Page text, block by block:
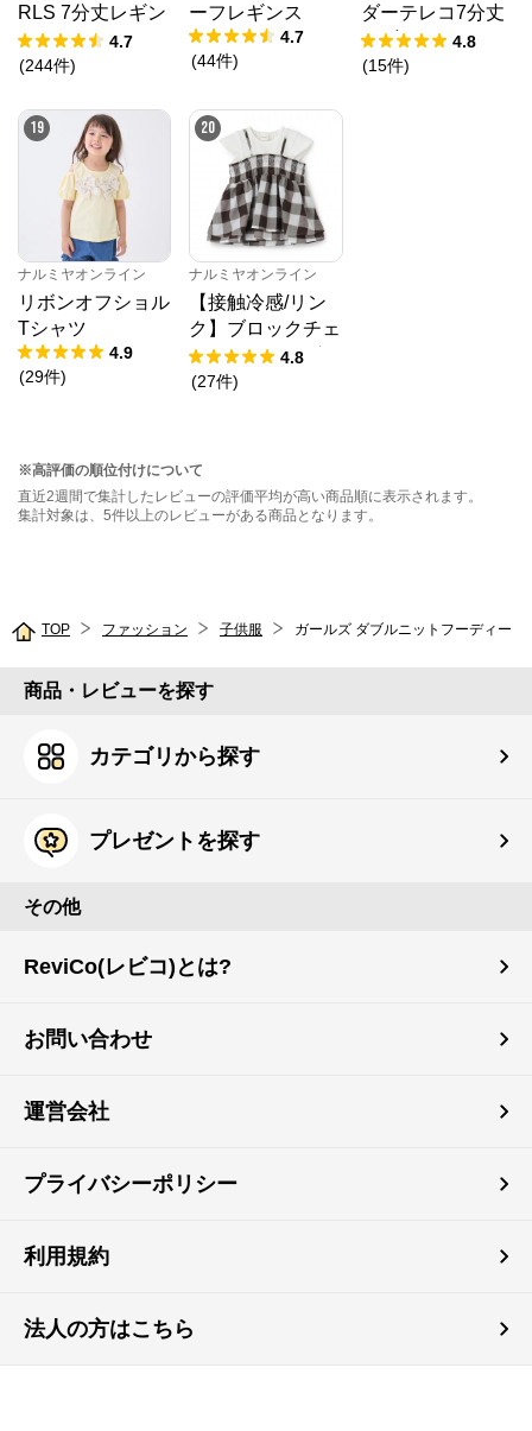
RLS 7分丈レギン
ス
4.7
(244件)
ーフレギンス
4.7
(44件)
ダーテレコ7分丈
レギンス
4.8
(15件)
19
ナルミヤオンライン
リボンオフショル
Tシャツ
4.9
(29件)
20
ナルミヤオンライン
【接触冷感/リン
ク】ブロックチェ
ックドッキングT
シャツ
4.8
(27件)
※高評価の順位付けについて
直近2週間で集計したレビューの評価平均が高い商品順に表示されます。
集計対象は、5件以上のレビューがある商品となります。
TOP ファッション 子供服 ガールズ ダブルニットフーディー
商品・レビューを探す
カテゴリから探す
プレゼントを探す
その他
ReviCo(レビコ)とは?
お問い合わせ
運営会社
プライバシーポリシー
利用規約
法人の方はこちら